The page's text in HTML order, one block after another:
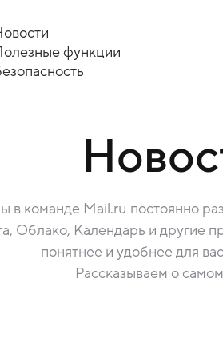
функции
в команде Mail.ru постоянно
Облако, Календарь и другие
понятнее и удобнее для
Рассказываем о